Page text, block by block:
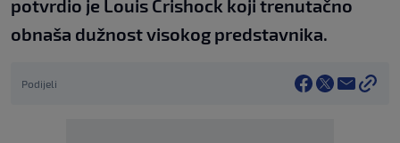
potvrdio je Louis Crishock koji trenutačno
obnaša dužnost visokog predstavnika.
Podijeli